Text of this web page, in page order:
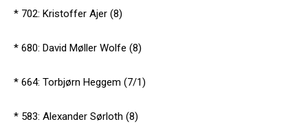
* 702: Kristoffer Ajer (8)
* 680: David Møller Wolfe (8)
* 664: Torbjørn Heggem (7/1)
* 583: Alexander Sørloth (8)